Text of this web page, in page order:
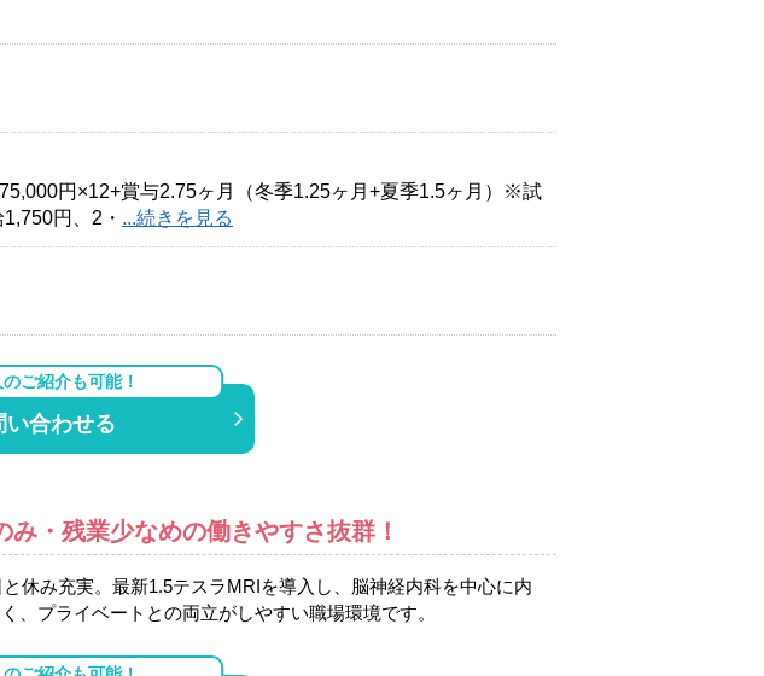
円×12+賞与2.75ヶ月（冬季1.25ヶ月+夏季1.5ヶ月）※試
円、2・ ...続きを見る
ご紹介も可能！
い合わせる
・残業少なめの働きやすさ抜群！
休み充実。最新1.5テスラMRIを導入し、脳神経内科を中心に内
プライベートとの両立がしやすい職場環境です。